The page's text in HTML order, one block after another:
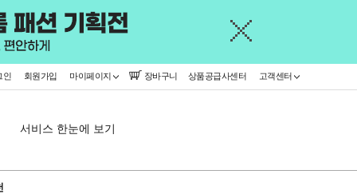
인 회원가입 마이페이지 장바구니 상품공급사센터 고객센터
서비스 한눈에 보기